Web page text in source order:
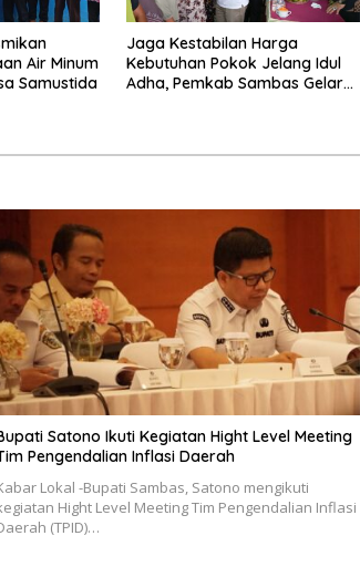
Air Minum
Samustida
Jaga Kestabilan Harga
Kebutuhan Pokok Jelang Idul
Adha, Pemkab Sambas Gelar
Satono Ikuti Kegiatan Hight Level Meeting
Pengendalian Inflasi Daerah
Lokal -Bupati Sambas, Satono mengikuti
Hight Level Meeting Tim Pengendalian Inflasi
(TPID)…